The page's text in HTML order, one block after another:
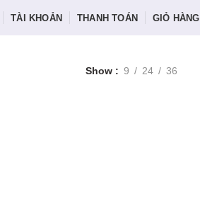
TÀI KHOẢN THANH TOÁN GIỎ HÀNG
Show 9 24 36